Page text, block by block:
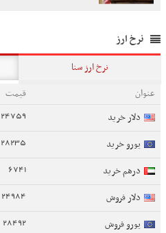
نرخ ارز
نرخ ارز سنا
عنوان
قیمت
دلار خرید
24759
یورو خرید 28235
درهم خرید 6741
دلار فروش 24984
یورو فروش 28492